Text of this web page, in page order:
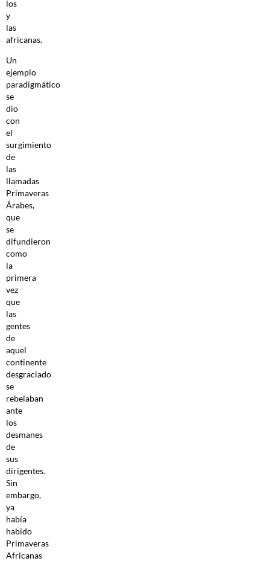
los
y
las
africanas.
Un
ejemplo
paradigmático
se
dio
con
el
surgimiento
de
las
llamadas
Primaveras
Árabes,
que
se
difundieron
como
la
primera
vez
que
las
gentes
de
aquel
continente
desgraciado
se
rebelaban
ante
los
desmanes
de
sus
dirigentes.
Sin
embargo,
ya
había
habido
Primaveras
Africanas